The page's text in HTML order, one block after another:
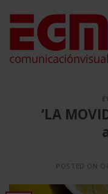
contenido
‘LA
POSTED ON